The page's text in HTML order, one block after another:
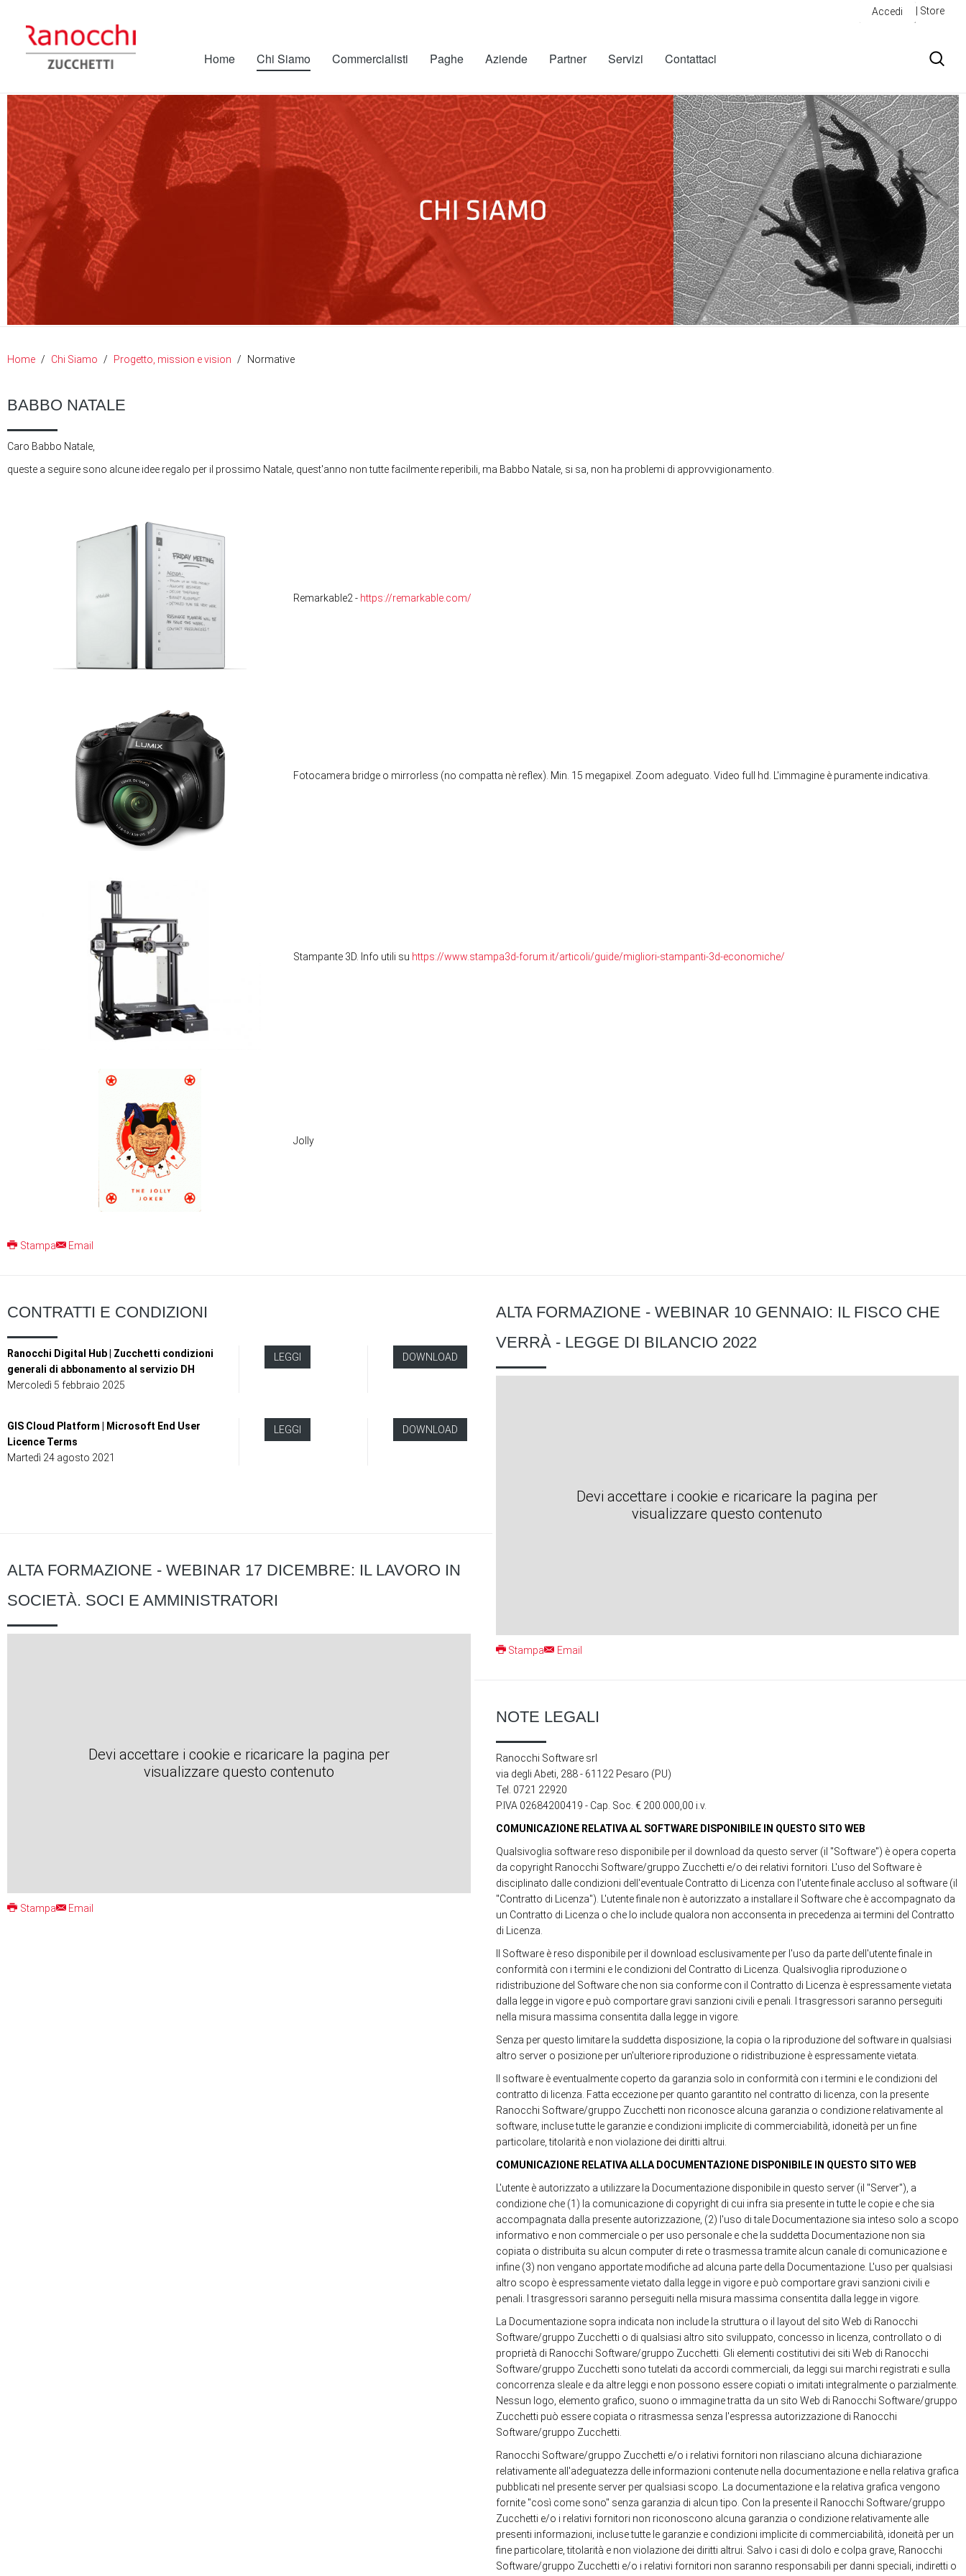
Accedi | Store
Home Chi Siamo Commercialisti Paghe Aziende Partner Servizi Contattaci
Home Chi Siamo Progetto, mission e vision Normative
BABBO NATALE
Caro Babbo Natale,
queste a seguire sono alcune idee regalo per il prossimo Natale, quest'anno non tutte facilmente reperibili, ma Babbo Natale, si sa, non ha problemi di approvvigionamento.
Remarkable2 - https://remarkable.com/
Fotocamera bridge o mirrorless (no compatta nè reflex). Min. 15 megapixel. Zoom adeguato. Video full hd. L'immagine è puramente indicativa.
Stampante 3D. Info utili su https://www.stampa3d-forum.it/articoli/guide/migliori-stampanti-3d-economiche/
Jolly
Stampa Email
CONTRATTI E CONDIZIONI
Ranocchi Digital Hub | Zucchetti condizioni
generali di abbonamento al servizio DH
Mercoledì 5 febbraio 2025
LEGGI DOWNLOAD
GIS Cloud Platform | Microsoft End User
Licence Terms
Martedì 24 agosto 2021
LEGGI DOWNLOAD
ALTA FORMAZIONE - WEBINAR 17 DICEMBRE: IL LAVORO IN
SOCIETÀ. SOCI E AMMINISTRATORI
Devi accettare i cookie e ricaricare la pagina per
visualizzare questo contenuto
Stampa Email
ALTA FORMAZIONE - WEBINAR 10 GENNAIO: IL FISCO CHE
VERRÀ - LEGGE DI BILANCIO 2022
Devi accettare i cookie e ricaricare la pagina per
visualizzare questo contenuto
Stampa Email
NOTE LEGALI
Ranocchi Software srl
via degli Abeti, 288 - 61122 Pesaro (PU)
Tel. 0721 22920
P.IVA 02684200419 - Cap. Soc. € 200.000,00 i.v.
COMUNICAZIONE RELATIVA AL SOFTWARE DISPONIBILE IN QUESTO SITO WEB
Qualsivoglia software reso disponibile per il download da questo server (il "Software") è opera coperta
da copyright Ranocchi Software/gruppo Zucchetti e/o dei relativi fornitori. L'uso del Software è
disciplinato dalle condizioni dell'eventuale Contratto di Licenza con l'utente finale accluso al software (il
"Contratto di Licenza"). L'utente finale non è autorizzato a installare il Software che è accompagnato da
un Contratto di Licenza o che lo include qualora non acconsenta in precedenza ai termini del Contratto
di Licenza.
Il Software è reso disponibile per il download esclusivamente per l'uso da parte dell'utente finale in
conformità con i termini e le condizioni del Contratto di Licenza. Qualsivoglia riproduzione o
ridistribuzione del Software che non sia conforme con il Contratto di Licenza è espressamente vietata
dalla legge in vigore e può comportare gravi sanzioni civili e penali. I trasgressori saranno perseguiti
nella misura massima consentita dalla legge in vigore.
Senza per questo limitare la suddetta disposizione, la copia o la riproduzione del software in qualsiasi
altro server o posizione per un'ulteriore riproduzione o ridistribuzione è espressamente vietata.
Il software è eventualmente coperto da garanzia solo in conformità con i termini e le condizioni del
contratto di licenza. Fatta eccezione per quanto garantito nel contratto di licenza, con la presente
Ranocchi Software/gruppo Zucchetti non riconosce alcuna garanzia o condizione relativamente al
software, incluse tutte le garanzie e condizioni implicite di commerciabilità, idoneità per un fine
particolare, titolarità e non violazione dei diritti altrui.
COMUNICAZIONE RELATIVA ALLA DOCUMENTAZIONE DISPONIBILE IN QUESTO SITO WEB
L'utente è autorizzato a utilizzare la Documentazione disponibile in questo server (il "Server"), a
condizione che (1) la comunicazione di copyright di cui infra sia presente in tutte le copie e che sia
accompagnata dalla presente autorizzazione, (2) l'uso di tale Documentazione sia inteso solo a scopo
informativo e non commerciale o per uso personale e che la suddetta Documentazione non sia
copiata o distribuita su alcun computer di rete o trasmessa tramite alcun canale di comunicazione e
infine (3) non vengano apportate modifiche ad alcuna parte della Documentazione. L'uso per qualsiasi
altro scopo è espressamente vietato dalla legge in vigore e può comportare gravi sanzioni civili e
penali. I trasgressori saranno perseguiti nella misura massima consentita dalla legge in vigore.
La Documentazione sopra indicata non include la struttura o il layout del sito Web di Ranocchi
Software/gruppo Zucchetti o di qualsiasi altro sito sviluppato, concesso in licenza, controllato o di
proprietà di Ranocchi Software/gruppo Zucchetti. Gli elementi costitutivi dei siti Web di Ranocchi
Software/gruppo Zucchetti sono tutelati da accordi commerciali, da leggi sui marchi registrati e sulla
concorrenza sleale e da altre leggi e non possono essere copiati o imitati integralmente o parzialmente.
Nessun logo, elemento grafico, suono o immagine tratta da un sito Web di Ranocchi Software/gruppo
Zucchetti può essere copiata o ritrasmessa senza l'espressa autorizzazione di Ranocchi
Software/gruppo Zucchetti.
Ranocchi Software/gruppo Zucchetti e/o i relativi fornitori non rilasciano alcuna dichiarazione
relativamente all'adeguatezza delle informazioni contenute nella documentazione e nella relativa grafica
pubblicati nel presente server per qualsiasi scopo. La documentazione e la relativa grafica vengono
fornite "così come sono" senza garanzia di alcun tipo. Con la presente il Ranocchi Software/gruppo
Zucchetti e/o i relativi fornitori non riconoscono alcuna garanzia o condizione relativamente alle
presenti informazioni, incluse tutte le garanzie e condizioni implicite di commerciabilità, idoneità per un
fine particolare, titolarità e non violazione dei diritti altrui. Salvo i casi di dolo e colpa grave, Ranocchi
Software/gruppo Zucchetti e/o i relativi fornitori non saranno responsabili per danni speciali, indiretti o